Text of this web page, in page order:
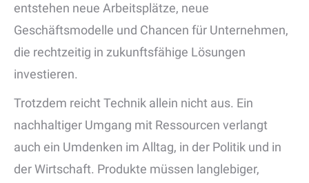
entstehen neue Arbeitsplätze, neue
Geschäftsmodelle und Chancen für Unternehmen,
die rechtzeitig in zukunftsfähige Lösungen
investieren.
Trotzdem reicht Technik allein nicht aus. Ein
nachhaltiger Umgang mit Ressourcen verlangt
auch ein Umdenken im Alltag, in der Politik und in
der Wirtschaft. Produkte müssen langlebiger,